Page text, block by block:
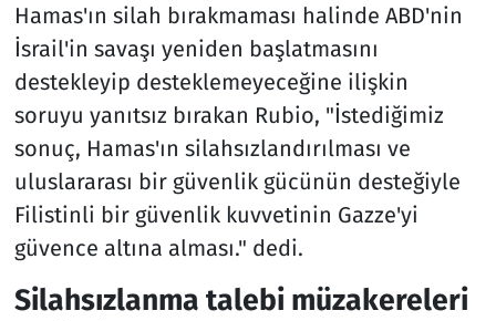
Hamas'ın silah bırakmaması halinde ABD'nin
İsrail'in savaşı yeniden başlatmasını
destekleyip desteklemeyeceğine ilişkin
soruyu yanıtsız bırakan Rubio, "İstediğimiz
sonuç, Hamas'ın silahsızlandırılması ve
uluslararası bir güvenlik gücünün desteğiyle
Filistinli bir güvenlik kuvvetinin Gazze'yi
güvence altına alması." dedi.
Silahsızlanma talebi müzakereleri